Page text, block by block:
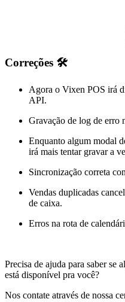
Correções 🛠️
Agora o Vixen POS irá
API.
Gravação de log de erro
Enquanto algum modal
irá mais tentar gravar a
Sincronização correta
Vendas duplicadas
de caixa.
Erros na rota de
Precisa de ajuda para saber se
está disponível pra você?
Nos contate através de nossa